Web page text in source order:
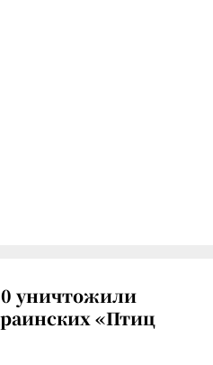
уничтожили
«Птиц